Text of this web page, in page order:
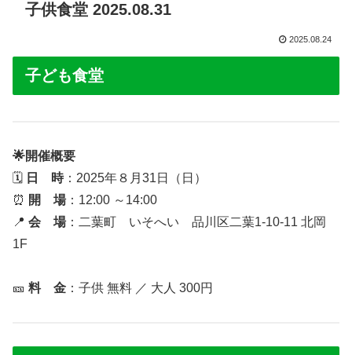
子供食堂 2025.08.31
2025.08.24
子ども食堂
🌟開催概要
🗓 日 時：2025年８月31日（日）
⏰ 開 場：12:00 ～14:00
📍 会 場：二葉町 いそへい 品川区二葉1-10-11 北岡
1F
🎫 料 金 ：子供 無料 ／ 大人 300円